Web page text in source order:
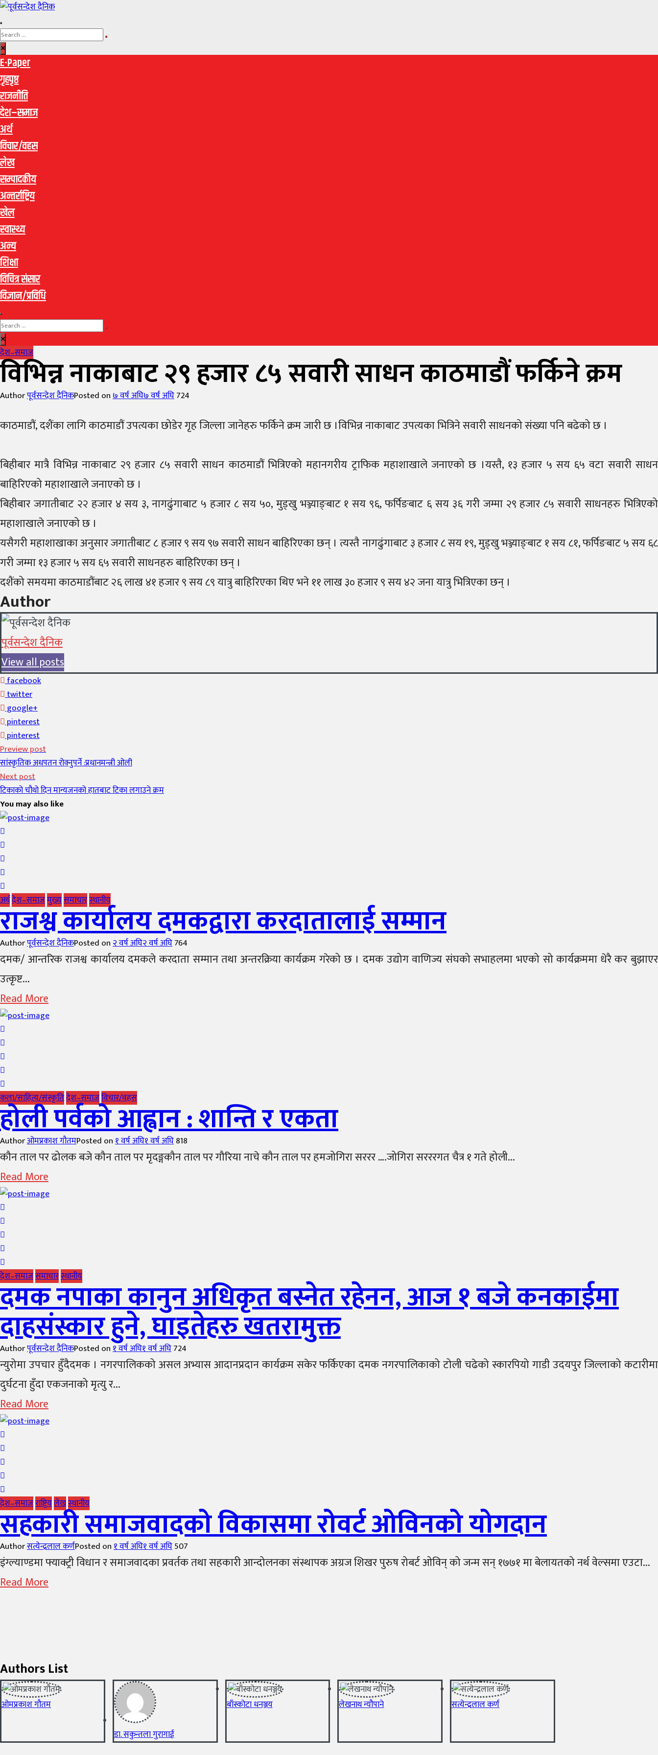
E-Paper
गृहपृष्ठ
राजनीति
देश–समाज
अर्थ
विचार/वहस
लेख
सम्पादकीय
अन्तर्राष्ट्रिय
खेल
स्वास्थ्य
अन्य
शिक्षा
विचित्र संसार
विज्ञान/प्रविधि
देश–समाज
विभिन्न नाकाबाट २९ हजार ८५ सवारी साधन काठमाडौं फर्किने क्रम
Authorपूर्वसन्देश दैनिकPosted on७ वर्ष अघि७ वर्ष अघि724
काठमाडौं, दशैंका लागि काठमाडौं उपत्यका छोडेर गृह जिल्ला जानेहरु फर्किने क्रम जारी छ ।विभिन्न नाकाबाट उपत्यका भित्रिने सवारी साधनको संख्या पनि बढेको छ ।
बिहीबार मात्रै विभिन्न नाकाबाट २९ हजार ८५ सवारी साधन काठमाडौं भित्रिएको महानगरीय ट्राफिक महाशाखाले जनाएको छ ।यस्तै, १३ हजार ५ सय ६५ वटा सवारी साधन
बाहिरिएको महाशाखाले जनाएको छ ।
बिहीबार जगातीबाट २२ हजार ४ सय ३, नागढुंगाबाट ५ हजार ८ सय ५०, मुड्खु भञ्ज्याङ्बाट १ सय ९६, फर्पिङबाट ६ सय ३६ गरी जम्मा २९ हजार ८५ सवारी साधनहरु भित्रिएको
महाशाखाले जनाएको छ ।
यसैगरी महाशाखाका अनुसार जगातीबाट ८ हजार ९ सय ९७ सवारी साधन बाहिरिएका छन् । त्यस्तै नागढुंगाबाट ३ हजार ८ सय १९, मुड्खु भञ्ज्याङ्बाट १ सय ८१, फर्पिङबाट ५ सय ६८
गरी जम्मा १३ हजार ५ सय ६५ सवारी साधनहरु बाहिरिएका छन् ।
दशैंको समयमा काठमाडौंबाट २६ लाख ४१ हजार ९ सय ८९ यात्रु बाहिरिएका थिए भने ११ लाख ३० हजार ९ सय ४२ जना यात्रु भित्रिएका छन् ।
Author
पूर्वसन्देश दैनिक
View all posts
facebook
twitter
google+
pinterest
pinterest
Preview post
सांस्कृतिक अधपतन रोक्नुपर्ने :प्रधानमन्त्री ओली
Next post
टिकाको चौथो दिन मान्यजनको हातबाट टिका लगाउने क्रम
You may also like
अर्थदेश–समाजमुख्यसमाचारस्थानीय
राजश्व कार्यालय दमकद्वारा करदातालाई सम्मान
Authorपूर्वसन्देश दैनिकPosted on२ वर्ष अघि२ वर्ष अघि764
दमक/ आन्तरिक राजश्व कार्यालय दमकले करदाता सम्मान तथा अन्तरक्रिया कार्यक्रम गरेको छ । दमक उद्योग वाणिज्य संघको सभाहलमा भएको सो कार्यक्रममा धेरै कर बुझाएर
उत्कृष्ट...
Read More
कला/साहित्य/संस्कृतिदेश–समाजविचार/वहस
होली पर्वको आह्वान : शान्ति र एकता
Authorओमप्रकाश गौतमPosted on१ वर्ष अघि१ वर्ष अघि818
कौन ताल पर ढोलक बजे कौन ताल पर मृदङ्गकौन ताल पर गौरिया नाचे कौन ताल पर हमजोगिरा सररर ….जोगिरा सरररगत चैत्र १ गते होली...
Read More
देश–समाजसमाचारस्थानीय
दमक नपाका कानुन अधिकृत बस्नेत रहेनन, आज १ बजे कनकाईमा
दाहसंस्कार हुने, घाइतेहरु खतरामुक्त
Authorपूर्वसन्देश दैनिकPosted on१ वर्ष अघि१ वर्ष अघि724
न्युरोमा उपचार हुँदैदमक । नगरपालिकको असल अभ्यास आदानप्रदान कार्यक्रम सकेर फर्किएका दमक नगरपालिकाको टोली चढेको स्कारपियो गाडी उदयपुर जिल्लाको कटारीमा
दुर्घटना हुँदा एकजनाको मृत्यु र...
Read More
देश–समाजराष्ट्रियलेखस्थानीय
सहकारी समाजवादको विकासमा रोवर्ट ओविनको योगदान
Authorसत्येन्द्रलाल कर्णPosted on१ वर्ष अघि१ वर्ष अघि507
इंग्ल्याण्डमा फ्याक्ट्री विधान र समाजवादका प्रवर्तक तथा सहकारी आन्दोलनका संस्थापक अग्रज शिखर पुरुष रोबर्ट ओविन् को जन्म सन् १७७१ मा बेलायतको नर्थ वेल्समा एउटा...
Read More
Authors List
ओमप्रकाश गौतम
डा. सकुन्तला गुरागाई
बाँस्कोटा धनञ्जय लेखनाथ न्यौपाने सत्येन्द्रलाल कर्ण